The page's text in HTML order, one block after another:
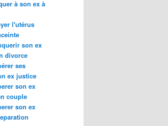
à son ex à
l'utérus
son ex
divorce
ses
ex justice
son ex
couple
son ex